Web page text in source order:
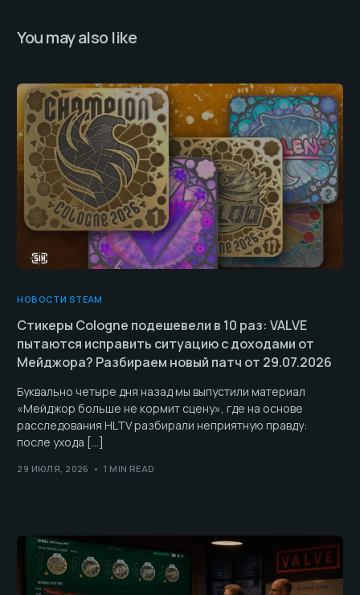
You may also like
НОВОСТИ STEAM
Стикеры Cologne подешевели в 10 раз: VALVE
пытаются исправить ситуацию с доходами от
Мейджора? Разбираем новый патч от 29.07.2026
Буквально четыре дня назад мы выпустили материал
«Мейджор больше не кормит сцену», где на основе
расследования HLTV разбирали неприятную правду:
после ухода […]
29 ИЮЛЯ, 2026 1 MIN READ